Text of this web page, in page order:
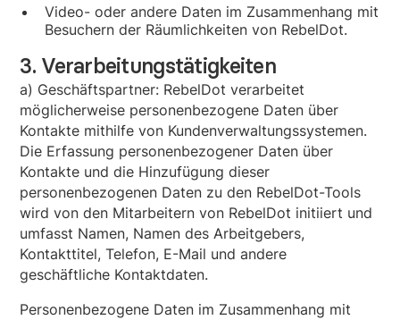
Video- oder andere Daten im Zusammenhang mit
Besuchern der Räumlichkeiten von RebelDot.
3. Verarbeitungstätigkeiten
a) Geschäftspartner: RebelDot verarbeitet
möglicherweise personenbezogene Daten über
Kontakte mithilfe von Kundenverwaltungssystemen.
Die Erfassung personenbezogener Daten über
Kontakte und die Hinzufügung dieser
personenbezogenen Daten zu den RebelDot-Tools
wird von den Mitarbeitern von RebelDot initiiert und
umfasst Namen, Namen des Arbeitgebers,
Kontakttitel, Telefon, E-Mail und andere
geschäftliche Kontaktdaten.
Personenbezogene Daten im Zusammenhang mit